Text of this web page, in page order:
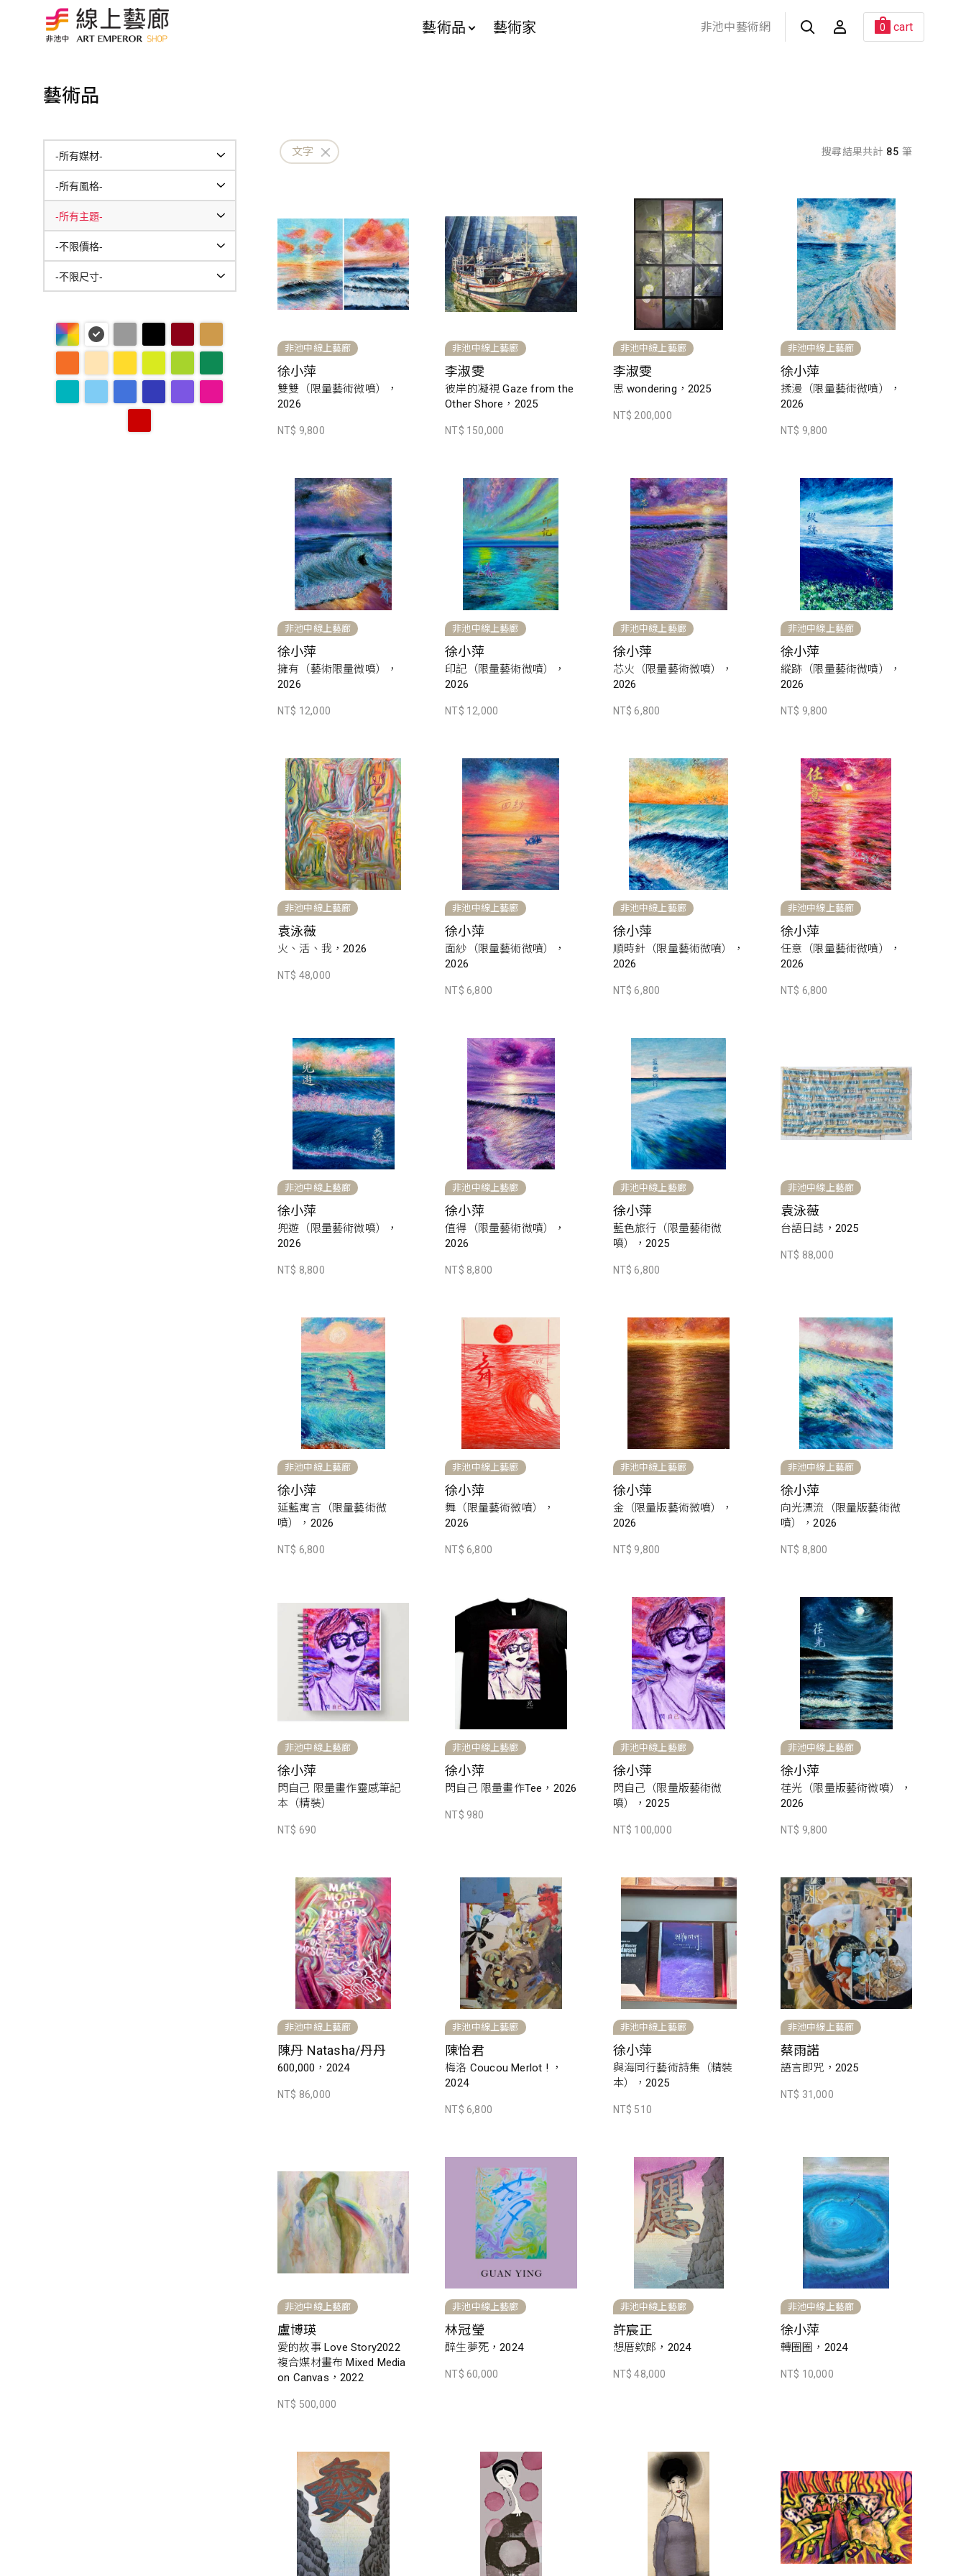
藝術品 藝術家 非池中藝術網 0 cart
藝術品
文字 搜尋結果共計 85 筆
非池中線上藝廊
徐小萍
雙雙（限量藝術微噴），
2026
NT$ 9,800
非池中線上藝廊
李淑雯
彼岸的凝視 Gaze from the
Other Shore，2025
NT$ 150,000
非池中線上藝廊
李淑雯
思 wondering，2025
NT$ 200,000
非池中線上藝廊
徐小萍
揉漫（限量藝術微噴），
2026
NT$ 9,800
非池中線上藝廊
徐小萍
擁有（藝術限量微噴），
2026
NT$ 12,000
非池中線上藝廊
徐小萍
印記（限量藝術微噴），
2026
NT$ 12,000
非池中線上藝廊
徐小萍
芯火（限量藝術微噴），
2026
NT$ 6,800
非池中線上藝廊
徐小萍
縱跡（限量藝術微噴），
2026
NT$ 9,800
非池中線上藝廊
袁泳薇
火、活、我，2026
NT$ 48,000
非池中線上藝廊
徐小萍
面紗（限量藝術微噴），
2026
NT$ 6,800
非池中線上藝廊
徐小萍
順時針（限量藝術微噴），
2026
NT$ 6,800
非池中線上藝廊
徐小萍
任意（限量藝術微噴），
2026
NT$ 6,800
非池中線上藝廊
徐小萍
兜遊（限量藝術微噴），
2026
NT$ 8,800
非池中線上藝廊
徐小萍
值得（限量藝術微噴），
2026
NT$ 8,800
非池中線上藝廊
徐小萍
藍色旅行（限量藝術微
噴），2025
NT$ 6,800
非池中線上藝廊
袁泳薇
台語日誌，2025
NT$ 88,000
非池中線上藝廊
徐小萍
延藍寓言（限量藝術微
噴），2026
NT$ 6,800
非池中線上藝廊
徐小萍
舞（限量藝術微噴），
2026
NT$ 6,800
非池中線上藝廊
徐小萍
金（限量版藝術微噴），
2026
NT$ 9,800
非池中線上藝廊
徐小萍
向光漂流（限量版藝術微
噴），2026
NT$ 8,800
非池中線上藝廊
徐小萍
閃自己 限量畫作靈感筆記
本（精裝）
NT$ 690
非池中線上藝廊
徐小萍
閃自己 限量畫作Tee，2026
NT$ 980
非池中線上藝廊
徐小萍
閃自己（限量版藝術微
噴），2025
NT$ 100,000
非池中線上藝廊
徐小萍
荏光（限量版藝術微噴），
2026
NT$ 9,800
非池中線上藝廊
陳丹 Natasha/丹丹
600,000，2024
NT$ 86,000
非池中線上藝廊
陳怡君
梅洛 Coucou Merlot ! ，
2024
NT$ 6,800
非池中線上藝廊
徐小萍
與海同行藝術詩集（精裝
本），2025
NT$ 510
非池中線上藝廊
蔡雨諾
語言即咒，2025
NT$ 31,000
非池中線上藝廊
盧博瑛
愛的故事 Love Story2022
複合媒材畫布 Mixed Media
on Canvas，2022
NT$ 500,000
非池中線上藝廊
林冠瑩
醉生夢死，2024
NT$ 60,000
非池中線上藝廊
許宸正
想厝欸郎，2024
NT$ 48,000
非池中線上藝廊
徐小萍
轉圈圈，2024
NT$ 10,000